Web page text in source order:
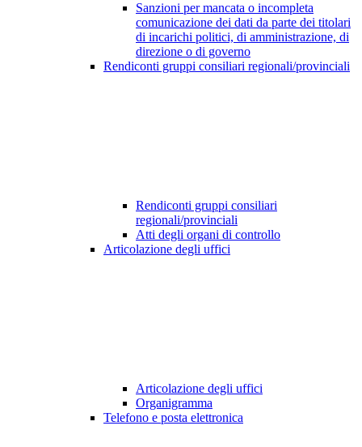
Sanzioni per mancata o incompleta
comunicazione dei dati da parte dei titolari
di incarichi politici, di amministrazione, di
direzione o di governo
Rendiconti gruppi consiliari regionali/provinciali
Rendiconti gruppi consiliari
regionali/provinciali
Atti degli organi di controllo
Articolazione degli uffici
Articolazione degli uffici
Organigramma
Telefono e posta elettronica